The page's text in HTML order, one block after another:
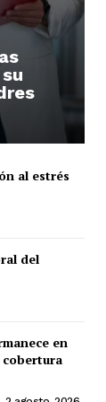
al estrés
del
en
cobertura